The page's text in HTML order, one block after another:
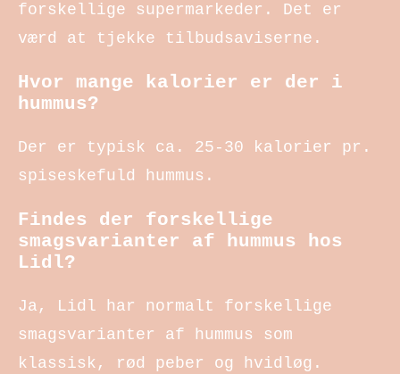
forskellige supermarkeder. Det er
værd at tjekke tilbudsaviserne.
Hvor mange kalorier er der i
hummus?
Der er typisk ca. 25-30 kalorier pr.
spiseskefuld hummus.
Findes der forskellige
smagsvarianter af hummus hos
Lidl?
Ja, Lidl har normalt forskellige
smagsvarianter af hummus som
klassisk, rød peber og hvidløg.